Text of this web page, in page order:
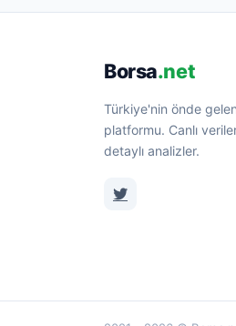
Borsa.net
Türkiye'nin önde
platformu. Canlı
detaylı analizler.